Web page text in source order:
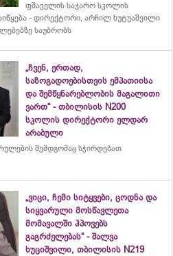
ფშაველის საჯარო სკოლის
- დირექტორი, არჩილ ხუტუაშვილი
საუბრობს
„ჩვენ, ერთად,
საზოგადოებისთვის ემპათიისა
და შემწყნარებლობის მაგალითი
ვართ“ - თბილისის N200
სკოლის დირექტორი ელდარ
არაბული
შემდგომაც სჭირდებათ
„ვიცი, ჩემი სიტყვები, ცოდნა და
სიყვარული მოსწავლეთა
მომავალში ჰპოვებს
გაგრძელებას“ - შალვა
ხუციშვილი, თბილისის N219